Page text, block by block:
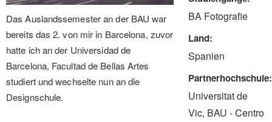
Das Auslandssemester an der BAU war
bereits das 2. von mir in Barcelona, zuvor
hatte ich an der Universidad de
Barcelona, Facultad de Bellas Artes
studiert und wechselte nun an die
Designschule.
BA Fotografie
Land
Spanien
Partnerhochschule
Universitat de
Vic, BAU - Centro